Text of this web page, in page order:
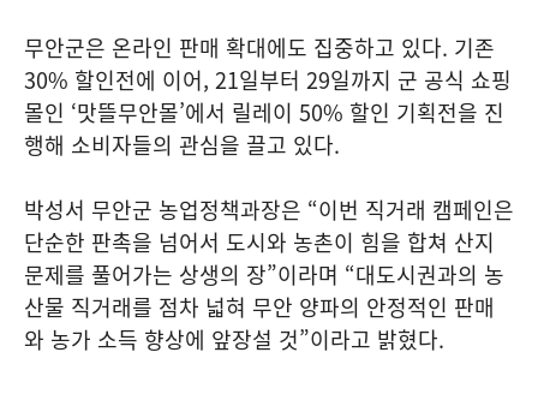
무안군은 온라인 판매 확대에도 집중하고 있다. 기존
30% 할인전에 이어, 21일부터 29일까지 군 공식 쇼핑
몰인 ‘맛뜰무안몰’에서 릴레이 50% 할인 기획전을 진
행해 소비자들의 관심을 끌고 있다.
박성서 무안군 농업정책과장은 “이번 직거래 캠페인은
단순한 판촉을 넘어서 도시와 농촌이 힘을 합쳐 산지
문제를 풀어가는 상생의 장”이라며 “대도시권과의 농
산물 직거래를 점차 넓혀 무안 양파의 안정적인 판매
와 농가 소득 향상에 앞장설 것”이라고 밝혔다.